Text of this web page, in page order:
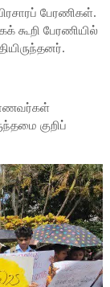
பேரணிகள்.
கூறி பேரணியில்
குறிப்